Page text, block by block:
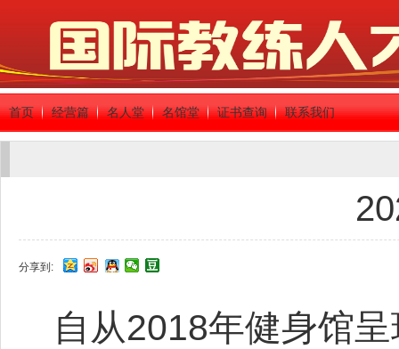
首页 经营篇 名人堂 名馆堂 证书查询 联系我们
分享到:
自从2018年健身馆